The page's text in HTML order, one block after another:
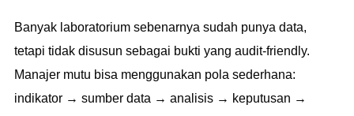
Banyak laboratorium sebenarnya sudah punya data,
tetapi tidak disusun sebagai bukti yang audit-friendly.
Manajer mutu bisa menggunakan pola sederhana:
indikator → sumber data → analisis → keputusan →